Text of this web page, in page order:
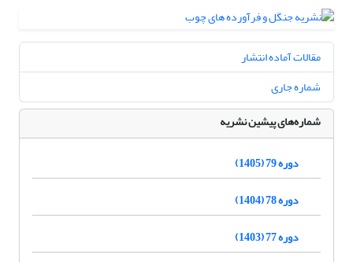
مقالات آماده انتشار
شماره جاری
شماره‌های پیشین نشریه
دوره 79 (1405)
دوره 78 (1404)
دوره 77 (1403)